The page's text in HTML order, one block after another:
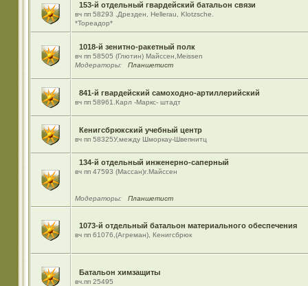
153-й отдельный гвардейский батальон связи
вч пп 58293 ,Дрезден, Hellerau, Klotzsche.
*Тореадор*
1018-й зенитно-ракетный полк
вч пп 58505 (Глютин) Майсcен,Meissen
Модераторы:
Планшетист
841-й гвардейский самоходно-артиллерийский
вч пп 58961.Карл -Маркс- штадт
Кенигсбрюкский учебный центр
вч пп 58325У,между Шморкау-Швепнитц
134-й отдельный инженерно-саперный
вч пп 47593 (Массан)г.Майссен
Модераторы: Планшетист
1073-й отдельный батальон материального обеспечения
вч пп 61076,(Агреман), Кенигсбрюк
Батальон химзащиты
вч.пп 25495